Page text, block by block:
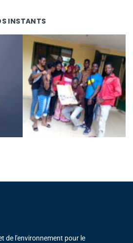
INSTANTS
de l'environnement pour le